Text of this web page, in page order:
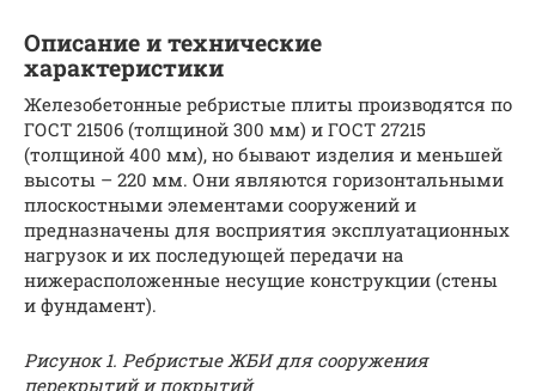
Описание и технические
характеристики
Железобетонные ребристые плиты производятся по
ГОСТ 21506 (толщиной 300 мм) и ГОСТ 27215
(толщиной 400 мм), но бывают изделия и меньшей
высоты – 220 мм. Они являются горизонтальными
плоскостными элементами сооружений и
предназначены для восприятия эксплуатационных
нагрузок и их последующей передачи на
нижерасположенные несущие конструкции (стены
и фундамент).
Рисунок 1. Ребристые ЖБИ для сооружения
перекрытий и покрытий